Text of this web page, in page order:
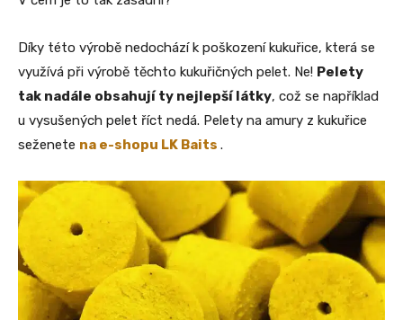
Díky této výrobě nedochází k poškození kukuřice, která se
využívá při výrobě těchto kukuřičných pelet. Ne! Pelety
tak nadále obsahují ty nejlepší látky, což se například
u vysušených pelet říct nedá. Pelety na amury z kukuřice
seženete na e-shopu LK Baits .